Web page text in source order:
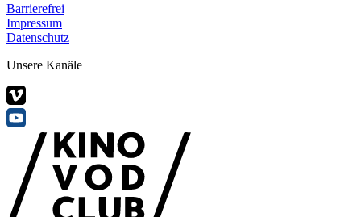
Barrierefrei
Impressum
Datenschutz
Unsere Kanäle